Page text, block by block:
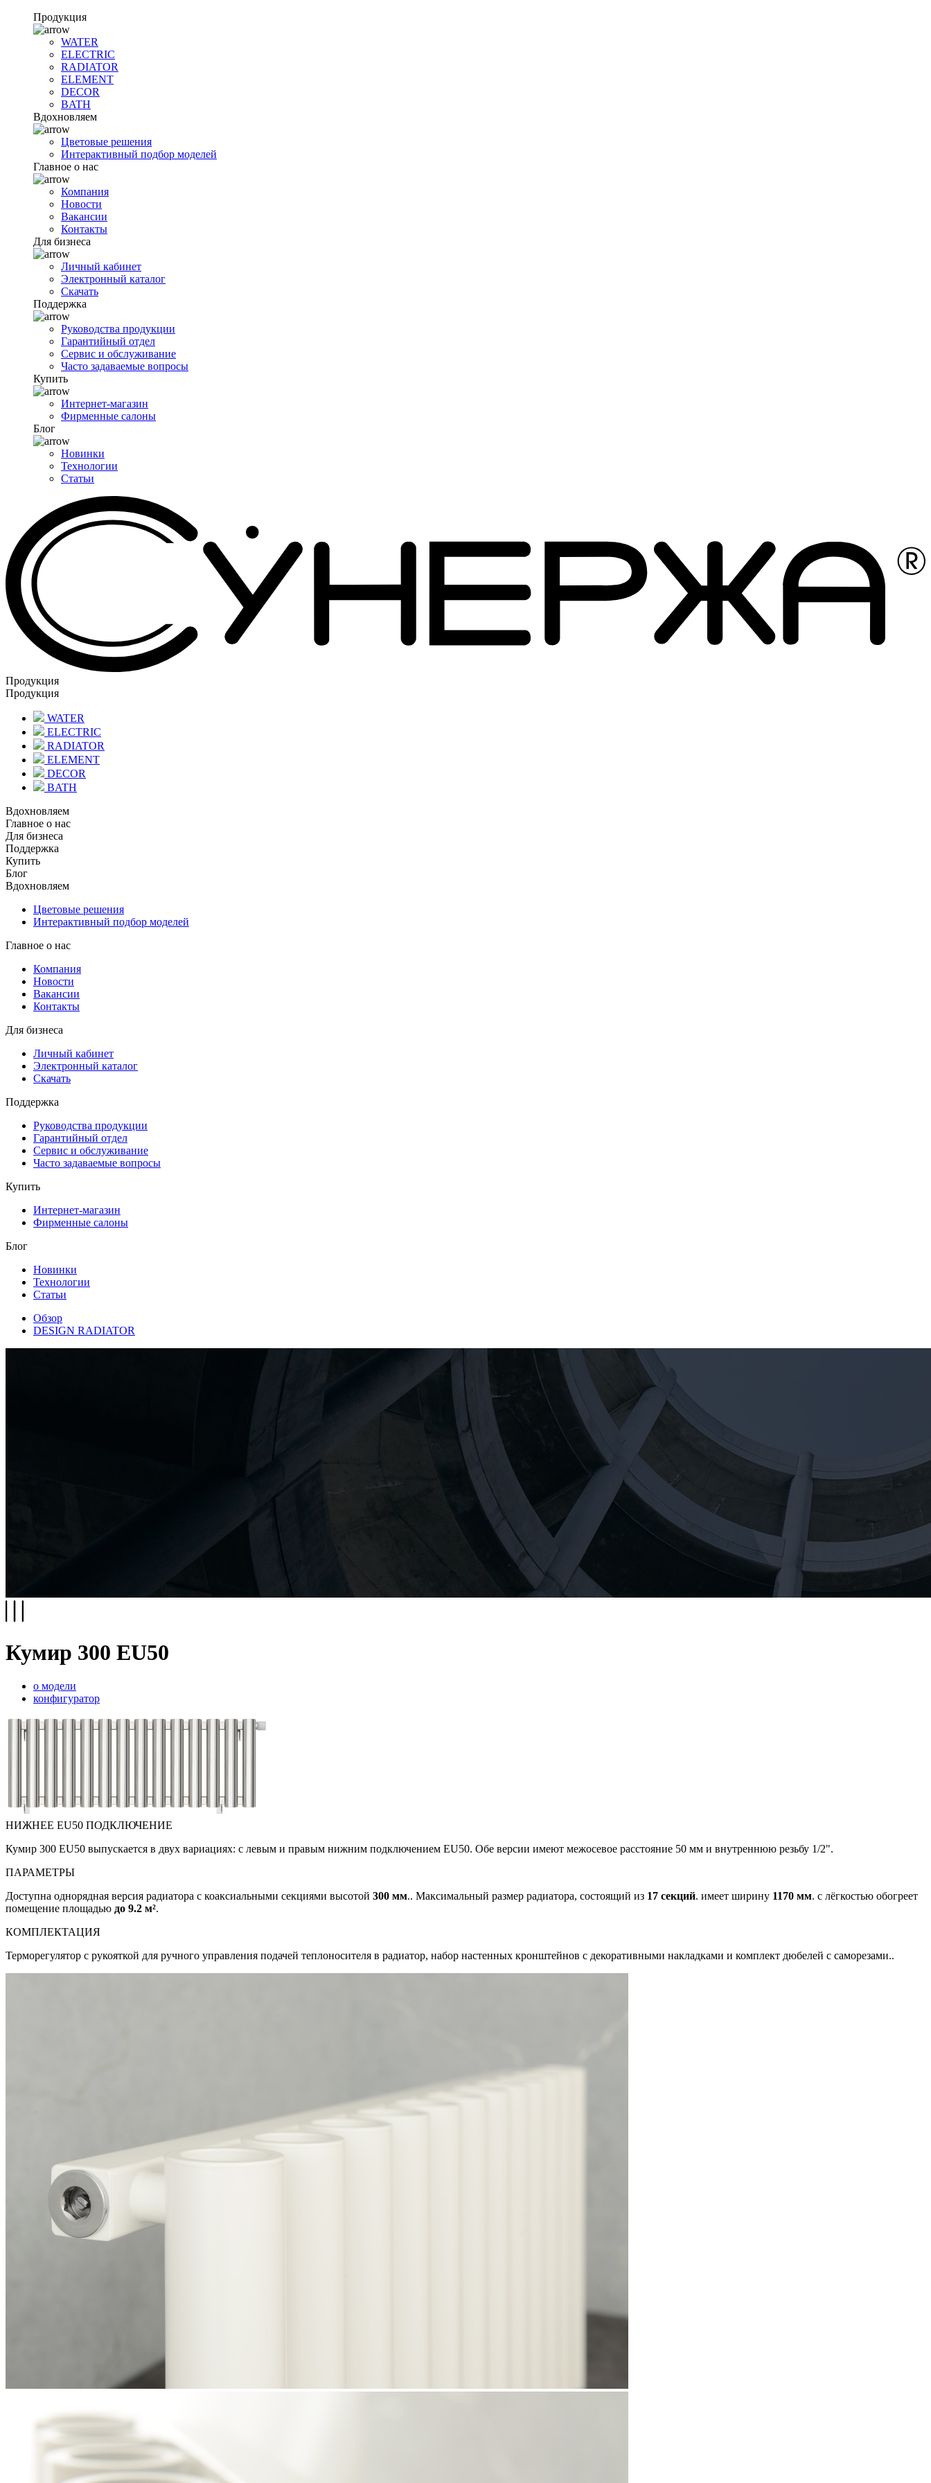
Продукция
WATER
ELECTRIC
RADIATOR
ELEMENT
DECOR
BATH
Вдохновляем
Цветовые решения
Интерактивный подбор моделей
Главное о нас
Компания
Новости
Вакансии
Контакты
Для бизнеса
Личный кабинет
Электронный каталог
Скачать
Поддержка
Руководства продукции
Гарантийный отдел
Сервис и обслуживание
Часто задаваемые вопросы
Купить
Интернет-магазин
Фирменные салоны
Блог
Новинки
Технологии
Статьи
Продукция
Продукция
WATER
ELECTRIC
RADIATOR
ELEMENT
DECOR
BATH
Вдохновляем
Главное о нас
Для бизнеса
Поддержка
Купить
Блог
Вдохновляем
Цветовые решения
Интерактивный подбор моделей
Главное о нас
Компания
Новости
Вакансии
Контакты
Для бизнеса
Личный кабинет
Электронный каталог
Скачать
Поддержка
Руководства продукции
Гарантийный отдел
Сервис и обслуживание
Часто задаваемые вопросы
Купить
Интернет-магазин
Фирменные салоны
Блог
Новинки
Технологии
Статьи
Обзор
DESIGN RADIATOR
Кумир 300 EU50
о модели
конфигуратор
НИЖНЕЕ EU50 ПОДКЛЮЧЕНИЕ
Кумир 300 EU50 выпускается в двух вариациях: с левым и правым нижним подключением EU50. Обе версии имеют межосевое расстояние 50 мм и внутреннюю резьбу 1/2".
ПАРАМЕТРЫ
Доступна однорядная версия радиатора с коаксиальными секциями высотой 300 мм.. Максимальный размер радиатора, состоящий из 17 секций. имеет ширину 1170 мм. с лёгкостью обогреет
помещение площадью до 9.2 м².
КОМПЛЕКТАЦИЯ
Терморегулятор с рукояткой для ручного управления подачей теплоносителя в радиатор, набор настенных кронштейнов с декоративными накладками и комплект дюбелей с саморезами..